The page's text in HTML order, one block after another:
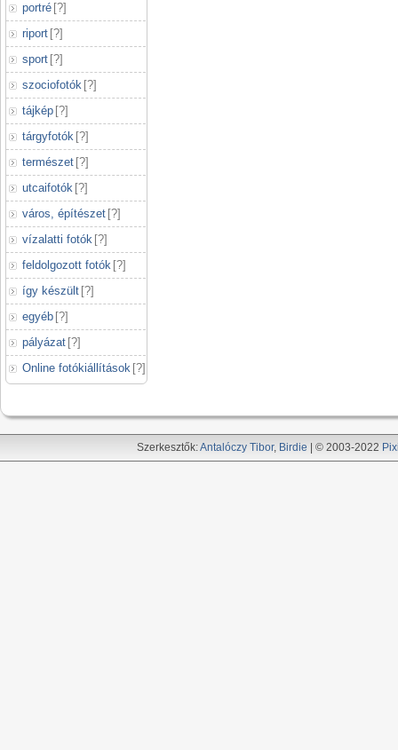
portré [?]
riport [?]
sport [?]
szociofotók [?]
tájkép [?]
tárgyfotók [?]
természet [?]
utcaifotók [?]
város, építészet [?]
vízalatti fotók [?]
feldolgozott fotók [?]
így készült [?]
egyéb [?]
pályázat [?]
Online fotókiállítások [?]
Szerkesztők:Antalóczy Tibor, Birdie | © 2003-2022